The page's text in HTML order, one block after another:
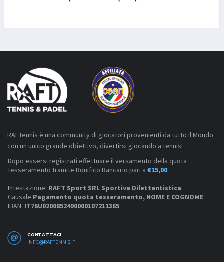
RAFTennis è una community di giocatori provenienti da tutto il Mondo
con un unico grande obiettivo, divertirsi giocando a tennis!
Dopo essersi registrati effettuare il versamento della quota
tesseramento tramite Bonifico Bancario pari a €15,00.
Intestazione: RAFT Sport SRL Sportiva Dilettantistica
Causale Pagamento quota tesseramento, NOME E COGNOME
IBAN: IT76U0200852490000107211365.
CONTATTACI
INFO@RAFTENNIS.IT